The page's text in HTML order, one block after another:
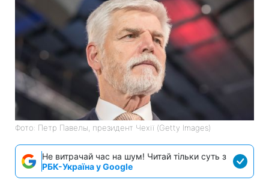
Фото: Петр Павелы, президент Чехії (Getty Images)
Не витрачай час на шум! Читай тільки суть з
РБК-Україна у Google